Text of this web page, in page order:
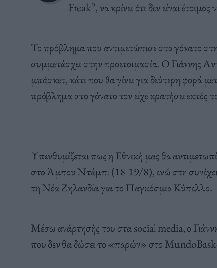
Freak”, να κρίνει ότι δεν είναι έτοιμος
Το πρόβλημα που αντιμετώπισε στο γόνατο
συμμετάσχει στην προετοιμασία. Ο Γιάννης
μπάσκετ, κάτι που θα γίνει για δεύτερη φορά
πρόβλημα στο γόνατο τον είχε κρατήσει εκτός
Υπενθυμίζεται πως η Εθνική μας θα
στο Άμπου Ντάμπι (18-19/8), ενώ στη
τη Νέα Ζηλανδία για το Παγκόσμιο Κύπελλο.
Μέσω ανάρτησής του στα social media, ο
που δεν θα δώσει το «παρών» στο